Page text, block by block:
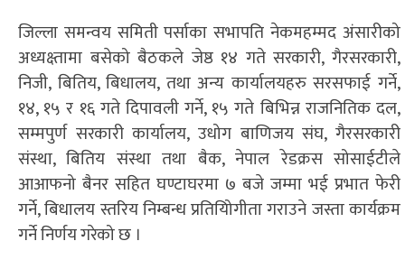
जिल्ला समन्वय समिती पर्साका सभापति नेकमहम्मद अंसारीको
अध्यक्ष्तामा बसेको बैठकले जेष्ठ १४ गते सरकारी, गैरसरकारी,
निजी, बितिय, बिधालय, तथा अन्य कार्यालयहरु सरसफाई गर्ने,
१४, १५ र १६ गते दिपावली गर्ने, १५ गते बिभिन्न राजनितिक दल,
सम्मपुर्ण सरकारी कार्यालय, उधोग बाणिजय संघ, गैरसरकारी
संस्था, बितिय संस्था तथा बैक, नेपाल रेडक्रस सोसाईटीले
आआफनो बैनर सहित घण्टाघरमा ७ बजे जम्मा भई प्रभात फेरी
गर्ने, बिधालय स्तरिय निम्बन्ध प्रतियिोगीता गराउने जस्ता कार्यक्रम
गर्ने निर्णय गरेको छ ।